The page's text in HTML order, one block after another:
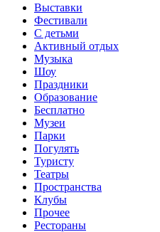
Выставки
Фестивали
С детьми
Активный отдых
Музыка
Шоу
Праздники
Образование
Бесплатно
Музеи
Парки
Погулять
Туристу
Театры
Пространства
Клубы
Прочее
Рестораны